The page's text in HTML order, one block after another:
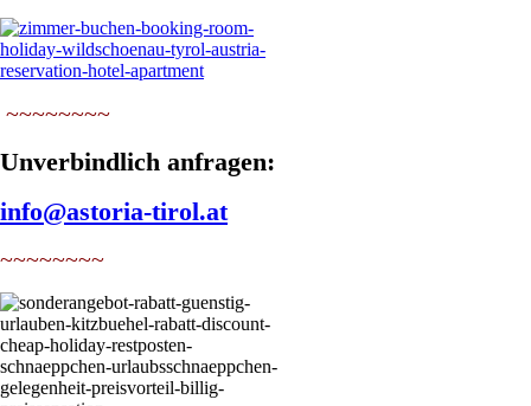
~~~~~~~~
Unverbindlich anfragen:
info@astoria-tirol.at
~~~~~~~~